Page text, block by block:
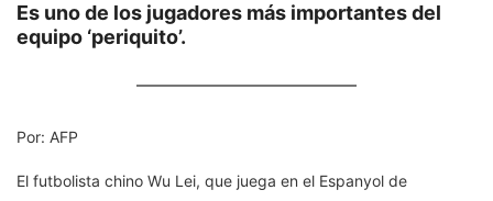
Es uno de los jugadores más importantes del
equipo ‘periquito’.
Por: AFP
El futbolista chino Wu Lei, que juega en el Espanyol de